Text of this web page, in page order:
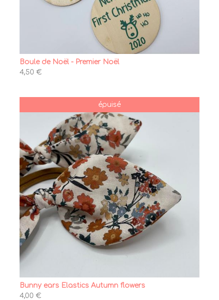
Boule de Noël - Premier Noël
4,50 €
épuisé
Bunny ears Elastics Autumn flowers
4,00 €